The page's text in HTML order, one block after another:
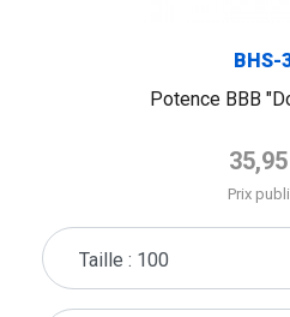
BHS-
Potence BBB
Prix